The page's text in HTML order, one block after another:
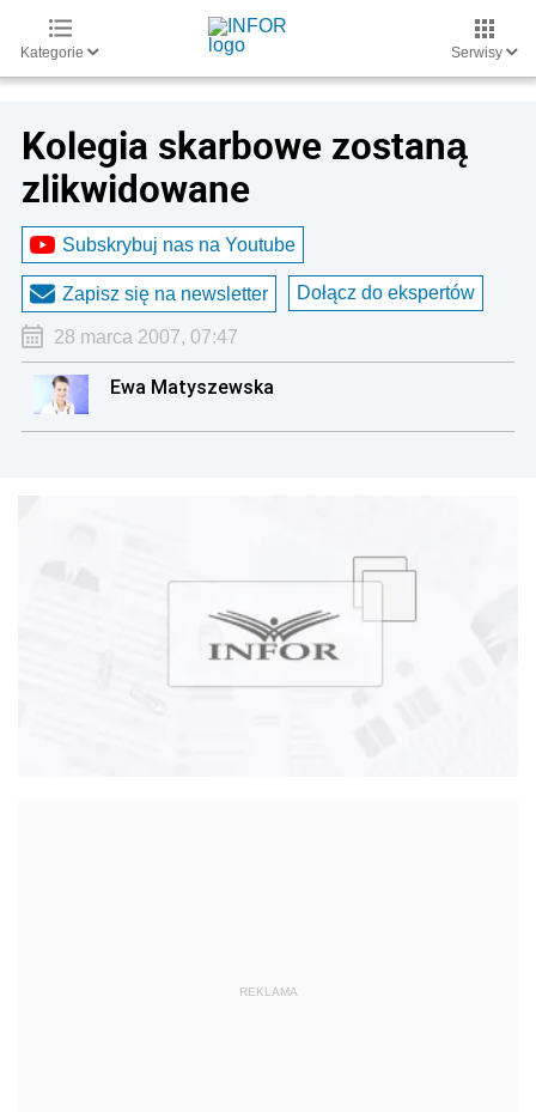
Kategorie Serwisy
Kolegia skarbowe zostaną
zlikwidowane
Subskrybuj nas na Youtube
Zapisz się na newsletter Dołącz do ekspertów
28 marca 2007, 07:47
Ewa Matyszewska